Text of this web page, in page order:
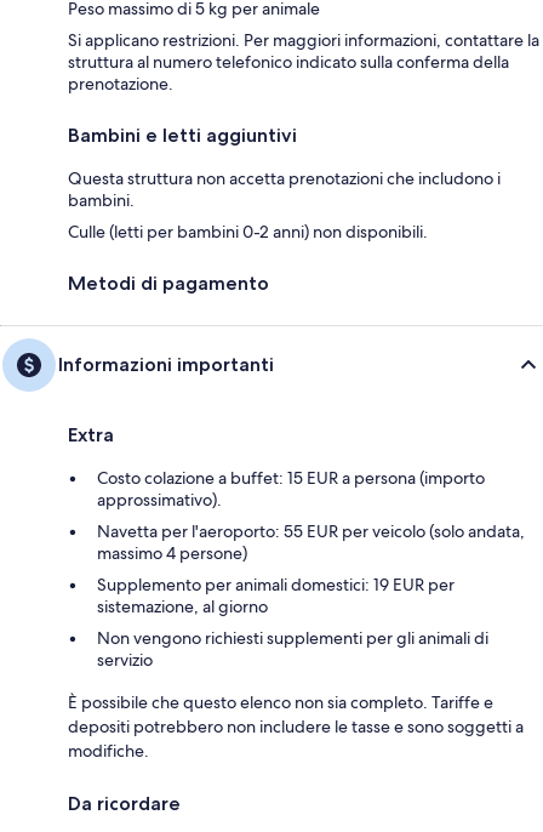
Peso massimo di 5 kg per animale
Si applicano restrizioni. Per maggiori informazioni, contattare la
struttura al numero telefonico indicato sulla conferma della
prenotazione.
Bambini e letti aggiuntivi
Questa struttura non accetta prenotazioni che includono i
bambini.
Culle (letti per bambini 0-2 anni) non disponibili.
Metodi di pagamento
Informazioni importanti
Extra
Costo colazione a buffet: 15 EUR a persona (importo
approssimativo).
Navetta per l'aeroporto: 55 EUR per veicolo (solo andata,
massimo 4 persone)
Supplemento per animali domestici: 19 EUR per
sistemazione, al giorno
Non vengono richiesti supplementi per gli animali di
servizio
È possibile che questo elenco non sia completo. Tariffe e
depositi potrebbero non includere le tasse e sono soggetti a
modifiche.
Da ricordare